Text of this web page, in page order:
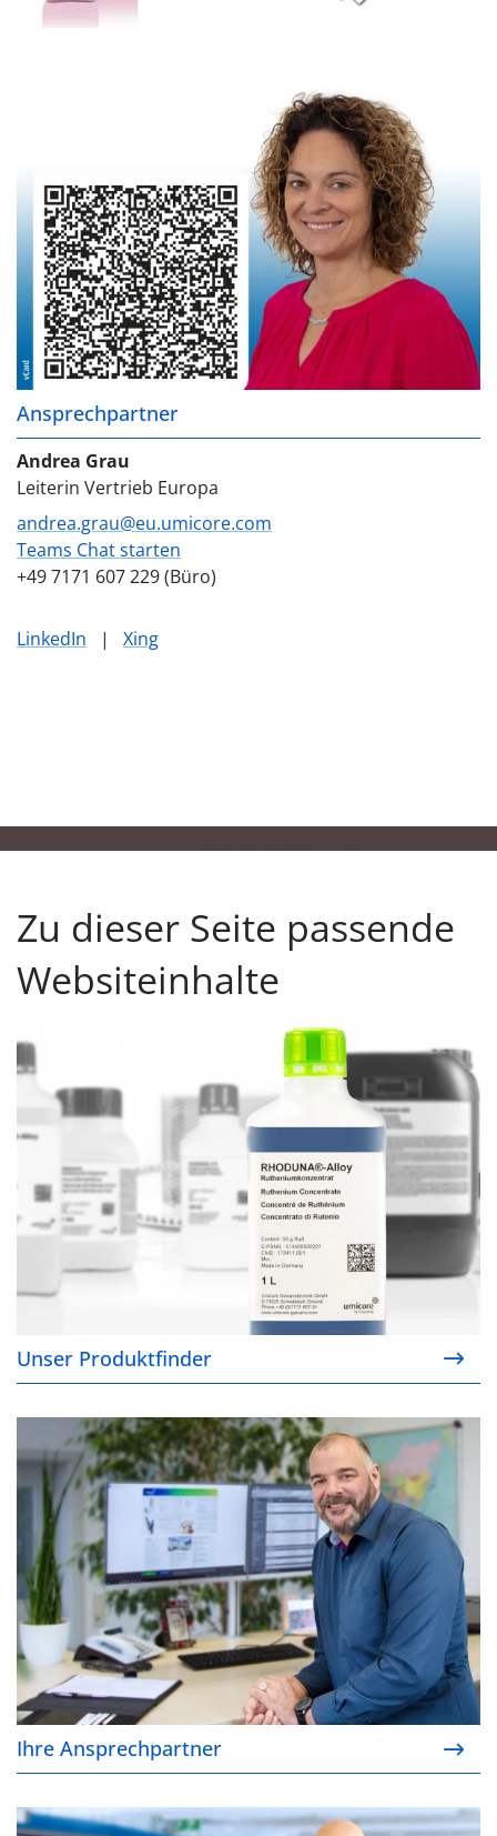
Ansprechpartner
Andrea Grau
Leiterin Vertrieb Europa
andrea.grau@eu.umicore.com
Teams Chat starten
+49 7171 607 229 (Büro)
LinkedIn | Xing
Zu dieser Seite passende
Websiteinhalte
Unser Produktfinder
Unser Produktfinder
Ihre Ansprechpartner
Ihre Ansprechpartner
Unser Service